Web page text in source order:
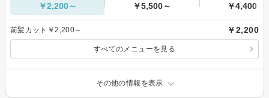
￥2,200～ ￥5,500～ ￥4,400～
前髪カット￥2,200～ ￥2,200
すべてのメニューを見る
その他の情報を表示